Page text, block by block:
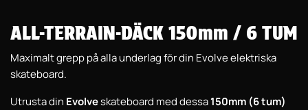
ALL-TERRAIN-DÄCK 150mm / 6 TUM
Maximalt grepp på alla underlag för din Evolve elektriska
skateboard.
Utrusta din Evolveskateboard med dessa150mm (6 tum)